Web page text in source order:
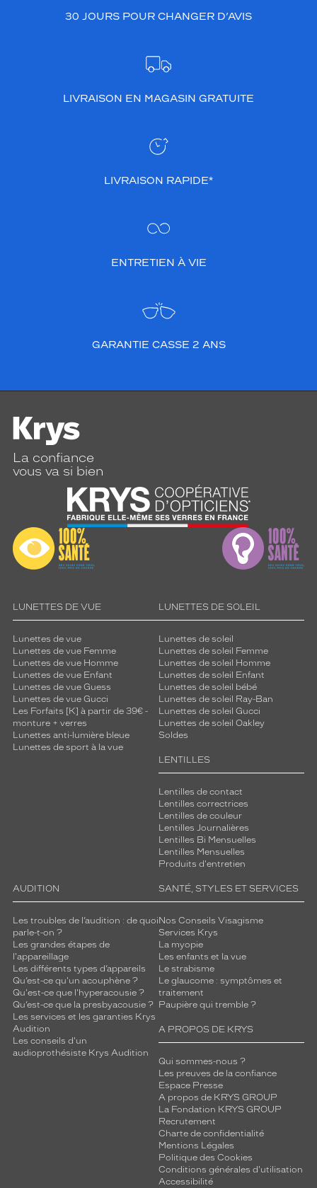
30 JOURS POUR CHANGER D’AVIS
LIVRAISON EN MAGASIN GRATUITE
LIVRAISON RAPIDE*
ENTRETIEN À VIE
GARANTIE CASSE 2 ANS
La confiance
vous va si bien
LUNETTES DE VUE
Lunettes de vue
Lunettes de vue Femme
Lunettes de vue Homme
Lunettes de vue Enfant
Lunettes de vue Guess
Lunettes de vue Gucci
Les Forfaits [K] à partir de 39€ -
monture + verres
Lunettes anti-lumière bleue
Lunettes de sport à la vue
LUNETTES DE SOLEIL
Lunettes de soleil
Lunettes de soleil Femme
Lunettes de soleil Homme
Lunettes de soleil Enfant
Lunettes de soleil bébé
Lunettes de soleil Ray-Ban
Lunettes de soleil Gucci
Lunettes de soleil Oakley
Soldes
LENTILLES
Lentilles de contact
Lentilles correctrices
Lentilles de couleur
Lentilles Journalières
Lentilles Bi Mensuelles
Lentilles Mensuelles
Produits d'entretien
AUDITION
Les troubles de l’audition : de quoi
parle-t-on ?
Les grandes étapes de
l'appareillage
Les différents types d’appareils
Qu’est-ce qu'un acouphène ?
Qu'est-ce que l'hyperacousie ?
Qu’est-ce que la presbyacousie ?
Les services et les garanties Krys
Audition
Les conseils d'un
audioprothésiste Krys Audition
SANTÉ, STYLES ET SERVICES
Nos Conseils Visagisme
Services Krys
La myopie
Les enfants et la vue
Le strabisme
Le glaucome : symptômes et
traitement
Paupière qui tremble ?
A PROPOS DE KRYS
Qui sommes-nous ?
Les preuves de la confiance
Espace Presse
A propos de KRYS GROUP
La Fondation KRYS GROUP
Recrutement
Charte de confidentialité
Mentions Légales
Politique des Cookies
Conditions générales d'utilisation
Accessibilité